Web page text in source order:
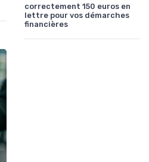
correctement 150 euros en
lettre pour vos démarches
financières